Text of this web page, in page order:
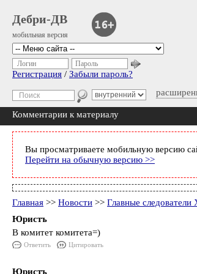
Дебри-ДВ
мобильная версия
Логин Пароль
Регистрация / Забыли пароль?
Комментарии к материалу
Вы просматриваете мобильную версию
Перейти на обычную версию >>
Главная >> Новости >> Главные
Юристъ
В комитет комитета=)
Ответить Цитировать
Юристъ